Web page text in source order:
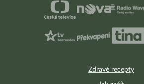
Zdravé recepty